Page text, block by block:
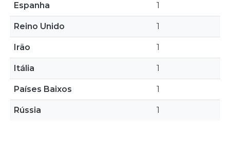
Espanha 1
Reino Unido 1
Irão 1
Itália 1
Países Baixos 1
Rússia 1